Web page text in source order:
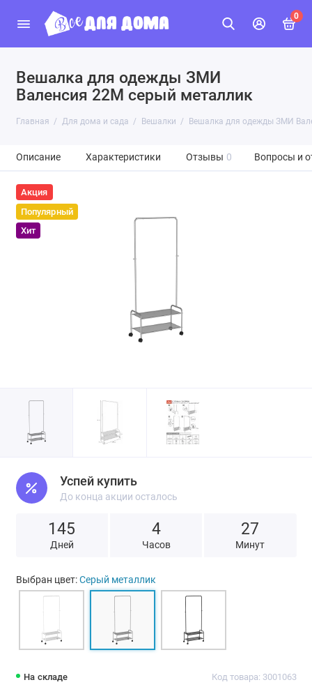
0
Вешалка для одежды ЗМИ
Валенсия 22М серый металлик
Главная Для дома и сада Вешалки Вешалка для одежды ЗМИ
Описание Характеристики Отзывы 0 Вопросы и
Акция
Популярный
Хит
Успей купить
До конца акции осталось
145
Дней
4
Часов
27
Минут
На складе Код товара: 3001063
Выбран цвет:Серый металлик